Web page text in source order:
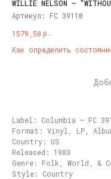
WILLIE NELSON ‎–
Артикул: FC 39110
1579,50 р.
Как определить
Label: Columbia ‎– FC
Format: Vinyl, LP,
Country: US
Released: 1983
Genre: Folk, World, &
Style: Country